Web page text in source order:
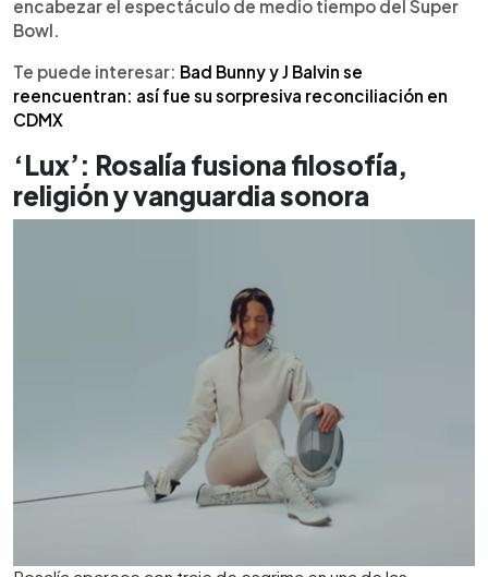
encabezar el espectáculo de medio tiempo del Super
Bowl.
Te puede interesar: Bad Bunny y J Balvin se
reencuentran: así fue su sorpresiva reconciliación en
CDMX
‘Lux’: Rosalía fusiona filosofía,
religión y vanguardia sonora